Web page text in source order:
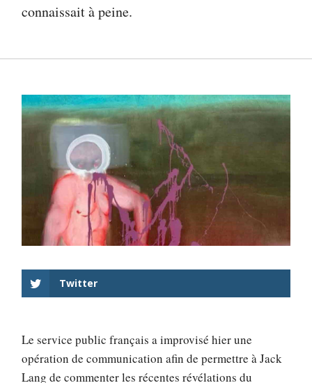
connaissait à peine.
Twitter
Le service public français a improvisé hier une
opération de communication afin de permettre à Jack
Lang de commenter les récentes révélations du